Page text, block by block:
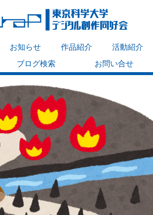
お知らせ 作品紹介
活動紹介
ブログ検索 お問い合せ